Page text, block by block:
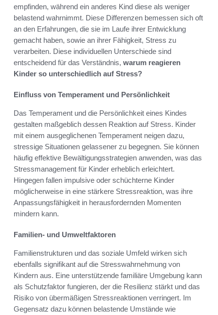
empfinden, während ein anderes Kind diese als weniger
belastend wahrnimmt. Diese Differenzen bemessen sich oft
an den Erfahrungen, die sie im Laufe ihrer Entwicklung
gemacht haben, sowie an ihrer Fähigkeit, Stress zu
verarbeiten. Diese individuellen Unterschiede sind
entscheidend für das Verständnis, warum reagieren
Kinder so unterschiedlich auf Stress?
Einfluss von Temperament und Persönlichkeit
Das Temperament und die Persönlichkeit eines Kindes
gestalten maßgeblich dessen Reaktion auf Stress. Kinder
mit einem ausgeglichenen Temperament neigen dazu,
stressige Situationen gelassener zu begegnen. Sie können
häufig effektive Bewältigungsstrategien anwenden, was das
Stressmanagement für Kinder erheblich erleichtert.
Hingegen fallen impulsive oder schüchterne Kinder
möglicherweise in eine stärkere Stressreaktion, was ihre
Anpassungsfähigkeit in herausfordernden Momenten
mindern kann.
Familien- und Umweltfaktoren
Familienstrukturen und das soziale Umfeld wirken sich
ebenfalls signifikant auf die Stresswahrnehmung von
Kindern aus. Eine unterstützende familiäre Umgebung kann
als Schutzfaktor fungieren, der die Resilienz stärkt und das
Risiko von übermäßigen Stressreaktionen verringert. Im
Gegensatz dazu können belastende Umstände wie